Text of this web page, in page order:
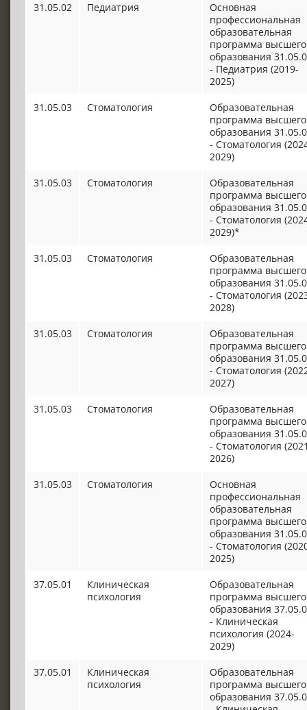
31.05.02
Педиатрия
Основная
профессиональная
образовательная
программа высшего
образования
- Педиатрия (2019-
2025)
31.05.03
Стоматология
Образовательная
программа высшего
образования
- Стоматология
2029)
31.05.03
Стоматология
Образовательная
программа высшего
образования
- Стоматология
2029)*
31.05.03
Стоматология
Образовательная
программа высшего
образования
- Стоматология
2028)
31.05.03
Стоматология
Образовательная
программа высшего
образования
- Стоматология
2027)
31.05.03
Стоматология
Образовательная
программа высшего
образования
- Стоматология
2026)
31.05.03
Стоматология
Основная
профессиональная
образовательная
программа высшего
образования
- Стоматология
2025)
37.05.01
Клиническая
психология
Образовательная
программа высшего
образования
- Клиническая
психология (2024-
2029)
37.05.01
Клиническая
психология
Образовательная
программа высшего
образования